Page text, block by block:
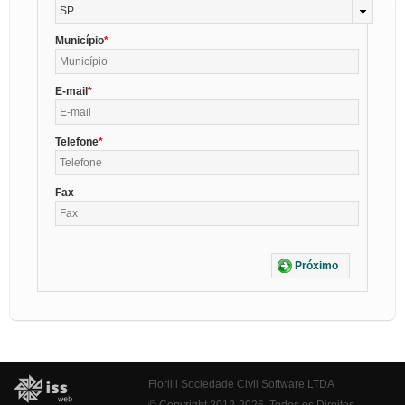
SP
Município
E-mail
Telefone
Fax
Próximo
Fiorilli Sociedade Civil Software LTDA